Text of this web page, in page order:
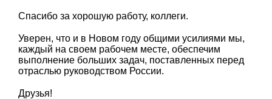
Спасибо за хорошую работу, коллеги.
Уверен, что и в Новом году общими усилиями мы,
каждый на своем рабочем месте, обеспечим
выполнение больших задач, поставленных перед
отраслью руководством России.
Друзья!